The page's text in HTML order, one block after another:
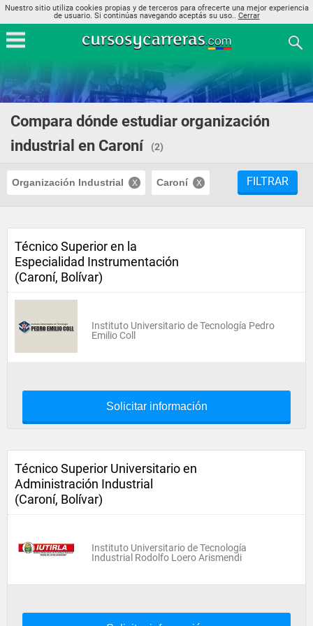
Nuestro sitio utiliza cookies propias y de terceros para ofrecerte una mejor experiencia
de usuario. Si continúas navegando aceptás su uso.. Cerrar
Compara dónde estudiar organización
industrial en Caroní
(2)
Organización Industrial Caroní FILTRAR
Técnico Superior en la
Especialidad Instrumentación
(Caroní, Bolívar)
Instituto Universitario de Tecnología Pedro
Emilio Coll
Solicitar información
Técnico Superior Universitario en
Administración Industrial
(Caroní, Bolívar)
Instituto Universitario de Tecnología
Industrial Rodolfo Loero Arismendi